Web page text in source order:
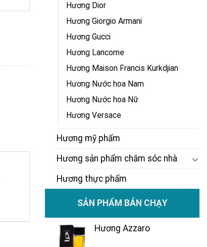
Hương Dior
Hương Giorgio Armani
Hương Gucci
Hương Lancome
Hương Maison Francis Kurkdjian
Hương Nước hoa Nam
Hương Nước hoa Nữ
Hương Versace
Hương mỹ phẩm
Hương sản phẩm chăm sóc nhà
Hương thực phẩm
SẢN PHẨM BÁN CHẠY
Hương Azzaro